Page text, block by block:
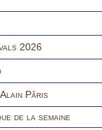
2026
Alain Pâris
de la semaine